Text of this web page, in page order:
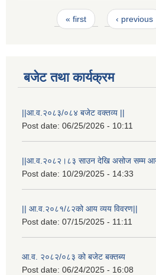
Pages« first ‹ previous
बजेट तथा कार्यक्रम
||आ.व.२०८३/०८४ बजेट वक्तव्य ||
Post date: 06/25/2026 - 10:11
||आ.व.२०८२।८३ साउन देखि असोज सम्म
Post date: 10/29/2025 - 14:33
|| आ.व.२०८१/८२को आय व्यय विवरण||
Post date: 07/15/2025 - 11:11
आ.व. २०८२/०८३ को बजेट बक्तब्य
Post date: 06/24/2025 - 16:08